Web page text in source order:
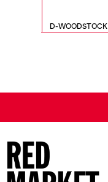
D-WOODSTOCK